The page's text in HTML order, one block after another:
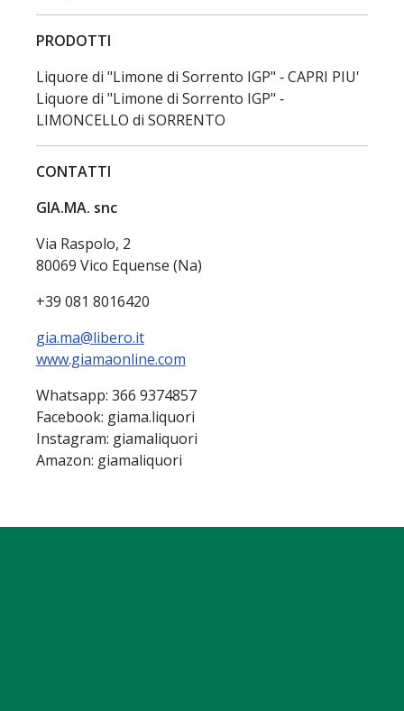
PRODOTTI
Liquore di "Limone di Sorrento IGP" ‐ CAPRI PIU'
Liquore di "Limone di Sorrento IGP" ‐
LIMONCELLO di SORRENTO
CONTATTI
GIA.MA. snc
Via Raspolo, 2
80069 Vico Equense (Na)
+39 081 8016420
gia.ma@libero.it
www.giamaonline.com
Whatsapp: 366 9374857
Facebook: giama.liquori
Instagram: giamaliquori
Amazon: giamaliquori